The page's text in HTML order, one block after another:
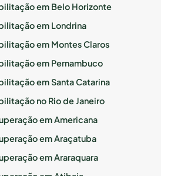
em Belo Horizonte
em Londrina
em Montes Claros
em Pernambuco
em Santa Catarina
no Rio de Janeiro
em Americana
em Araçatuba
em Araraquara